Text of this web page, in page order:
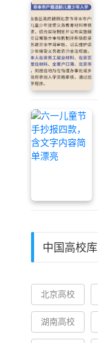
中国高校库
北京高校
湖南高校